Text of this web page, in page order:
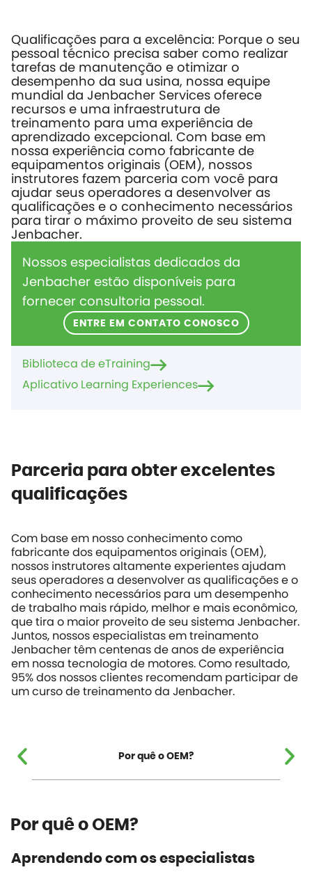
Qualificações para a excelência: Porque o seu
pessoal técnico precisa saber como realizar
tarefas de manutenção e otimizar o
desempenho da sua usina, nossa equipe
mundial da Jenbacher Services oferece
recursos e uma infraestrutura de
treinamento para uma experiência de
aprendizado excepcional. Com base em
nossa experiência como fabricante de
equipamentos originais (OEM), nossos
instrutores fazem parceria com você para
ajudar seus operadores a desenvolver as
qualificações e o conhecimento necessários
para tirar o máximo proveito de seu sistema
Jenbacher.
Nossos especialistas dedicados da
Jenbacher estão disponíveis para
fornecer consultoria pessoal.
ENTRE EM CONTATO CONOSCO
Biblioteca de eTraining
Aplicativo Learning Experiences
Parceria para obter excelentes
qualificações
Com base em nosso conhecimento como
fabricante dos equipamentos originais (OEM),
nossos instrutores altamente experientes ajudam
seus operadores a desenvolver as qualificações e o
conhecimento necessários para um desempenho
de trabalho mais rápido, melhor e mais econômico,
que tira o maior proveito de seu sistema Jenbacher.
Juntos, nossos especialistas em treinamento
Jenbacher têm centenas de anos de experiência
em nossa tecnologia de motores. Como resultado,
95% dos nossos clientes recomendam participar de
um curso de treinamento da Jenbacher.
Por quê o OEM?
Por quê o OEM?
Aprendendo com os especialistas